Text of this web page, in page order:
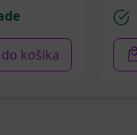
košíka